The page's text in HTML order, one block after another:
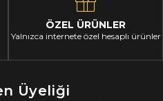
ÖZEL ÜRÜNLER
Yalnızca internete özel hesaplı ürünler
Üyeliği